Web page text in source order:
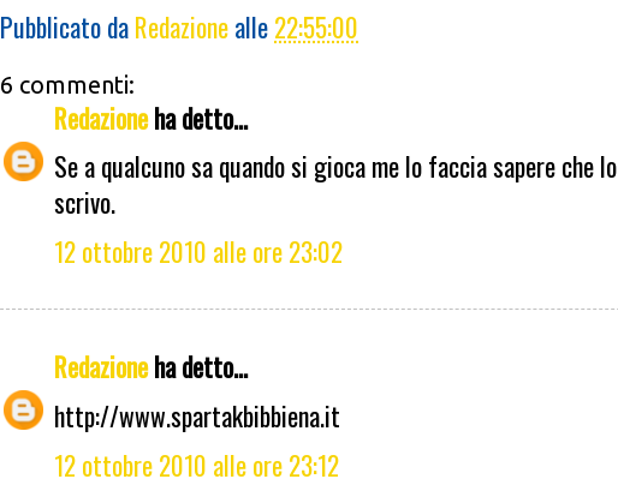
Pubblicato daRedazionealle22:55:00
6 commenti:
Redazioneha detto...
Se a qualcuno sa quando si gioca me lo faccia sapere che lo
scrivo.
12 ottobre 2010 alle ore 23:02
Redazioneha detto...
http://www.spartakbibbiena.it
12 ottobre 2010 alle ore 23:12